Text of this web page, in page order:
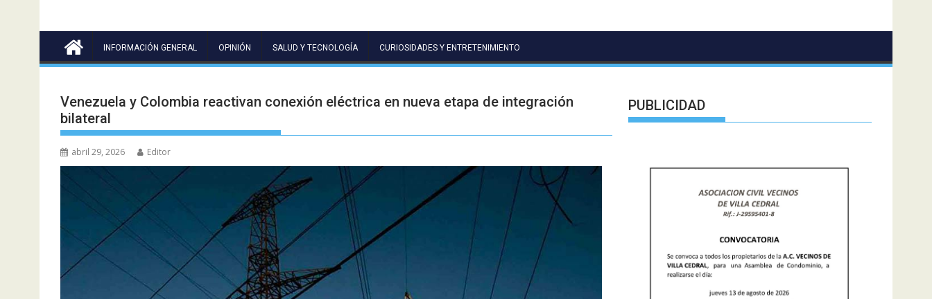
INFORMACIÓN GENERAL OPINIÓN SALUD Y TECNOLOGÍA CURIOSIDADES Y ENTRETENIMIENTO
Venezuela y Colombia reactivan conexión eléctrica en nueva etapa de integración
bilateral
abril 29, 2026 Editor
PUBLICIDAD